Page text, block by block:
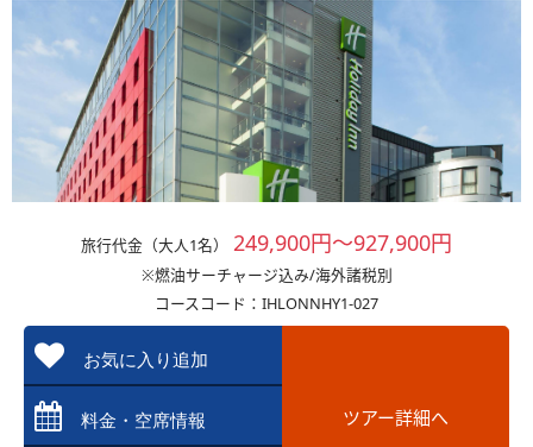
旅行代金（大人1名） 249,900円～927,900円
※燃油サーチャージ込み/海外諸税別
コースコード：IHLONNHY1-027
お気に入り追加
料金・空席情報 ツアー詳細へ